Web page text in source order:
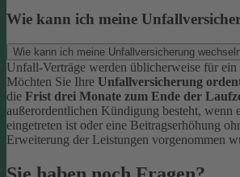
Wie kann ich meine
Wie kann ich meine Unfallversicherung
Unfall-Verträge werden üblicherweise für ein
Möchten Sie Ihre Unfallversicherung
die Frist drei Monate zum Ende der
außerordentlichen Kündigung besteht, wenn
eingetreten ist oder eine Beitragserhöhung
Erweiterung der Leistungen vorgenommen